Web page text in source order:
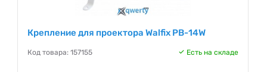
Крепление для проектора Walfix PB-14W
Код товара: 157155 Есть на складе